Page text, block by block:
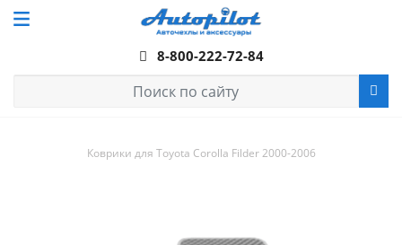
8-800-222-72-84
Коврики для Toyota Corolla Filder 2000-2006